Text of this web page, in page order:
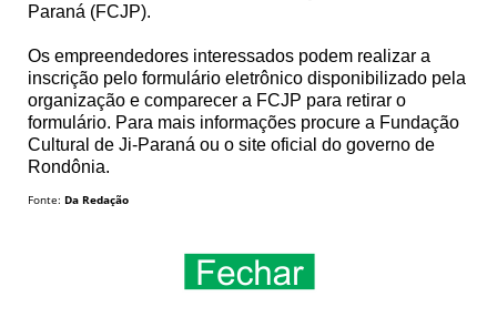
Paraná (FCJP).
Os empreendedores interessados podem realizar a
inscrição pelo formulário eletrônico disponibilizado pela
organização e comparecer a FCJP para retirar o
formulário. Para mais informações procure a Fundação
Cultural de Ji-Paraná ou o site oficial do governo de
Rondônia.
Fonte: Da Redação